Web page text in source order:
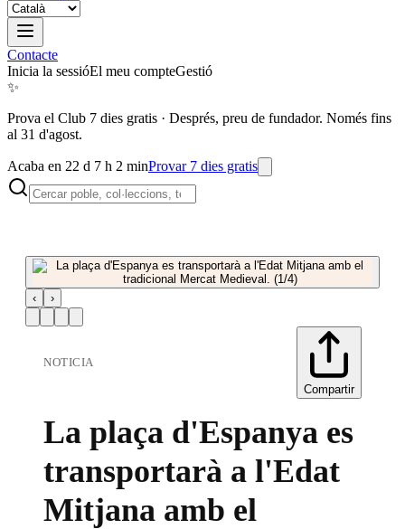
Contacte
Inicia la sessióEl meu compteGestió
✨
Prova el Club 7 dies gratis · Després, preu de fundador. Només fins
al 31 d'agost.
Acaba en 22 d 7 h 2 minProvar 7 dies gratis
‹ ›
NOTICIA
Compartir
La plaça d'Espanya es
transportarà a l'Edat
Mitjana amb el